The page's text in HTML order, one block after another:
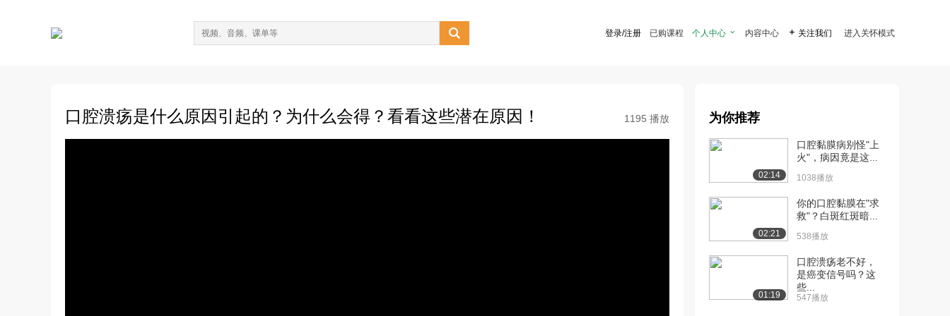
 登录/注册 已购课程 个人中心  内容中心  关注我们 进入关怀模式
口腔溃疡是什么原因引起的？为什么会得？看看这些潜在原因！ 1195 播放 为你推荐
02:14
口腔黏膜病别怪"上
火"，病因竟是这...
1038播放
02:21
你的口腔黏膜在"求
救"？白斑红斑暗...
538播放
01:19
口腔溃疡老不好，
是癌变信号吗？这
些...
547播放